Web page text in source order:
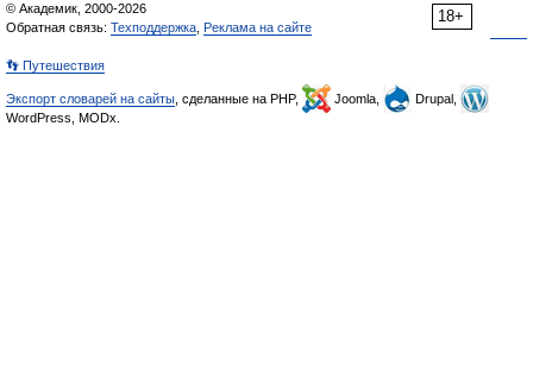
18+
© Академик, 2000-2026
Обратная связь: Техподдержка Реклама на сайте
👣 Путешествия
Экспорт словарей на сайты , сделанные на PHP, Joomla,
Drupal,
WordPress, MODx.